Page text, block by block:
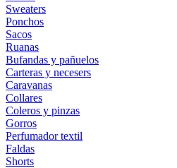
Sweaters
Ponchos
Sacos
Ruanas
Bufandas y pañuelos
Carteras y necesers
Caravanas
Collares
Coleros y pinzas
Gorros
Perfumador textil
Faldas
Shorts